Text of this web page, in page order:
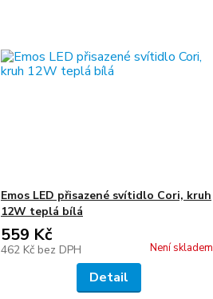
Emos LED přisazené svítidlo Cori, kruh
12W teplá bílá
559 Kč
462 Kč bez DPH Není skladem
Detail